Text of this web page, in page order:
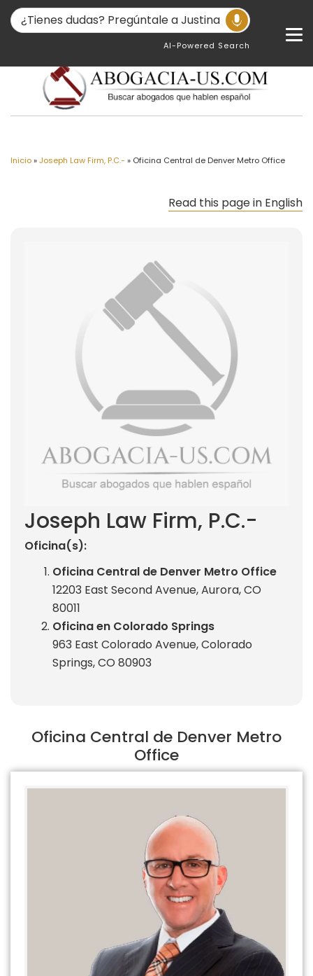
AI-Powered Search
Inicio»Joseph Law Firm, P.C.- » Oficina Central de Denver Metro Office
Read this page in English
Joseph Law Firm, P.C.-
Oficina(s):
Oficina Central de Denver Metro Office
12203 East Second Avenue, Aurora, CO
80011
Oficina en Colorado Springs
963 East Colorado Avenue, Colorado
Springs, CO 80903
Oficina Central de Denver Metro
Office